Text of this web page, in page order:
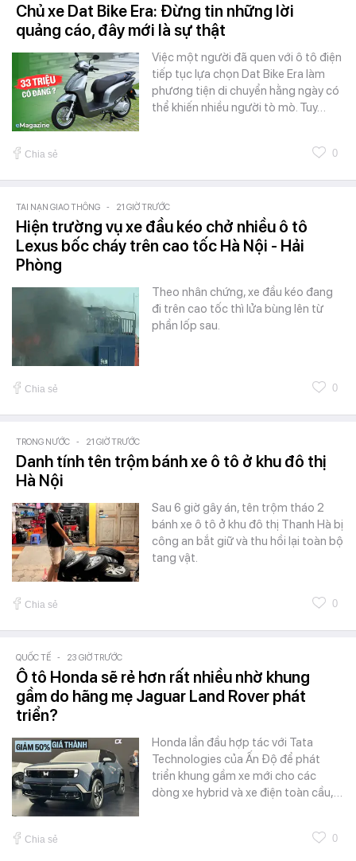
Chủ xe Dat Bike Era: Đừng tin những lời
quảng cáo, đây mới là sự thật
Việc một người đã quen với ô tô điện
tiếp tục lựa chọn Dat Bike Era làm
phương tiện di chuyển hằng ngày có
thể khiến nhiều người tò mò. Tuy…
Chia sẻ 0
TAI NẠN GIAO THÔNG - 21 GIỜ TRƯỚC
Hiện trường vụ xe đầu kéo chở nhiều ô tô
Lexus bốc cháy trên cao tốc Hà Nội - Hải
Phòng
Theo nhân chứng, xe đầu kéo đang
đi trên cao tốc thì lửa bùng lên từ
phần lốp sau.
Chia sẻ 0
TRONG NƯỚC - 21 GIỜ TRƯỚC
Danh tính tên trộm bánh xe ô tô ở khu đô thị
Hà Nội
Sau 6 giờ gây án, tên trộm tháo 2
bánh xe ô tô ở khu đô thị Thanh Hà bị
công an bắt giữ và thu hồi lại toàn bộ
tang vật.
Chia sẻ 0
QUỐC TẾ - 23 GIỜ TRƯỚC
Ô tô Honda sẽ rẻ hơn rất nhiều nhờ khung
gầm do hãng mẹ Jaguar Land Rover phát
triển?
Honda lần đầu hợp tác với Tata
Technologies của Ấn Độ để phát
triển khung gầm xe mới cho các
dòng xe hybrid và xe điện toàn cầu,…
Chia sẻ 0